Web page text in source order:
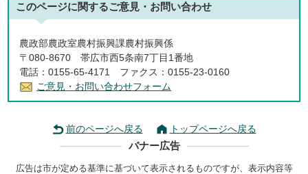
このページに関するご意見・お問い合わせ
農政部農政室農村振興課農村振興係
〒080-8670 帯広市西5条南7丁目1番地
電話：0155-65-4171 ファクス：0155-23-0160
ご意見・お問い合わせフォーム
前のページへ戻る トップページへ戻る
バナー広告
広告は市が定める基準に基づいて表示されるものですが、表示内容等